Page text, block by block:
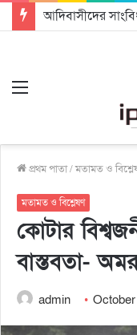
প্রথম পাতা/মতামত ও
মতামত ও বিশ্লেষণ
কোটার
বাস্তবতা-
admin